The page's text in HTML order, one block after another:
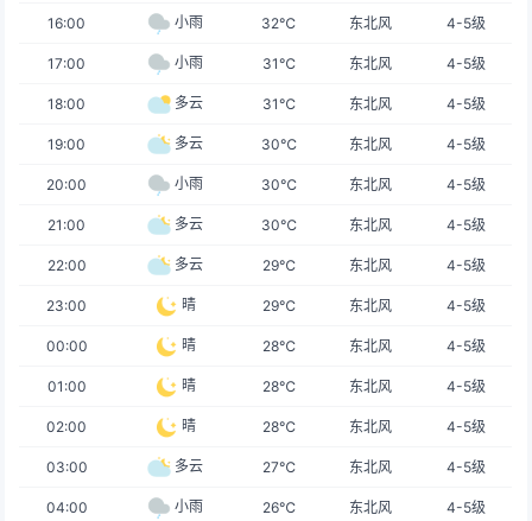
16:00 小雨 32℃ 东北风 4-5级
17:00 小雨 31℃ 东北风 4-5级
18:00 多云 31℃ 东北风 4-5级
19:00 多云 30℃ 东北风 4-5级
20:00 小雨 30℃ 东北风 4-5级
21:00 多云 30℃ 东北风 4-5级
22:00 多云 29℃ 东北风 4-5级
23:00 晴 29℃ 东北风 4-5级
00:00 晴 28℃ 东北风 4-5级
01:00 晴 28℃ 东北风 4-5级
02:00 晴 28℃ 东北风 4-5级
03:00 多云 27℃ 东北风 4-5级
04:00 小雨 26℃ 东北风 4-5级